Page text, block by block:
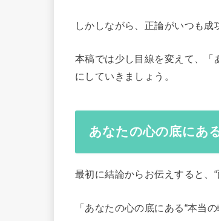
しかしながら、正論がいつも成
本稿では少し目線を変えて、
にしていきましょう。
あなたの心の底にあ
最初に結論からお伝えすると、
「あなたの心の底にある“本当